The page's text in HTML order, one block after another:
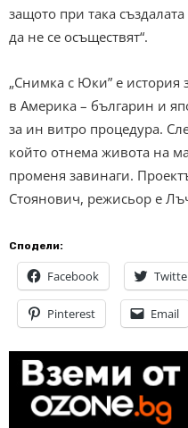
защото при така
да не се осъществят“.
„Снимка с Юки” е история
в Америка – българин и
за ин витро процедура.
който отнема живота на
променя завинаги.
Стоянович, режисьор е
Сподели:
Facebook
Pinterest Email